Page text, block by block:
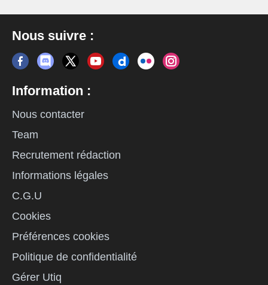
Nous suivre :
Information :
Nous contacter
Team
Recrutement rédaction
Informations légales
C.G.U
Cookies
Préférences cookies
Politique de confidentialité
Gérer Utiq